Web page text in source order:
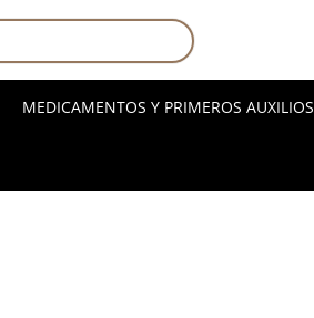
MEDICAMENTOS Y PRIMEROS AUXILIOS